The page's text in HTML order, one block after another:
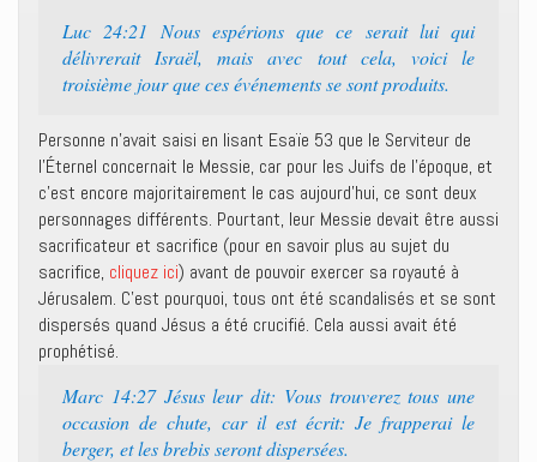
Luc 24:21 Nous espérions que ce serait lui qui
délivrerait Israël, mais avec tout cela, voici le
troisième jour que ces événements se sont produits.
Personne n’avait saisi en lisant Esaïe 53 que le Serviteur de
l’Éternel concernait le Messie, car pour les Juifs de l’époque, et
c’est encore majoritairement le cas aujourd’hui, ce sont deux
personnages différents. Pourtant, leur Messie devait être aussi
sacrificateur et sacrifice (pour en savoir plus au sujet du
sacrifice, cliquez ici) avant de pouvoir exercer sa royauté à
Jérusalem. C’est pourquoi, tous ont été scandalisés et se sont
dispersés quand Jésus a été crucifié. Cela aussi avait été
prophétisé.
Marc 14:27 Jésus leur dit: Vous trouverez tous une
occasion de chute, car il est écrit: Je frapperai le
berger, et les brebis seront dispersées.